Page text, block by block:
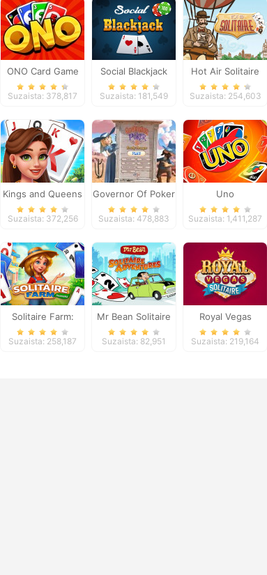
ONO Card Game
Suzaista: 378,817
Social Blackjack
Suzaista: 181,549
Hot Air Solitaire
Suzaista: 254,603
Kings and Queens
Solitaire Tripeaks
Suzaista: 372,256
Governor Of Poker
2
Suzaista: 478,883
Uno
Suzaista: 1,411,287
Solitaire Farm:
Seasons
Suzaista: 258,187
Mr Bean Solitaire
Adventures
Suzaista: 82,951
Royal Vegas
Solitaire
Suzaista: 219,164